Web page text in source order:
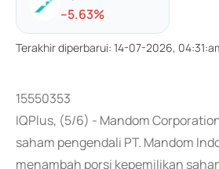
--5.63%
Terakhir diperbarui: 14-07-2026,
15550353
IQPlus, (5/6) - Mandom
saham pengendali PT. Mandom
menambah porsi kepemilikan